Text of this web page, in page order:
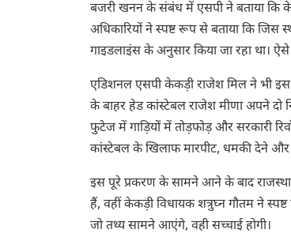
बजरी खनन के संबंध में एसपी ने बताया कि
अधिकारियों ने स्पष्ट रूप से बताया कि जिस
गाइडलाइंस के अनुसार किया जा रहा था।
एडिशनल एसपी केकड़ी राजेश मिल ने भी इस
के बाहर हेड कांस्टेबल राजेश मीणा अपने दो
फुटेज में गाड़ियों में तोड़फोड़ और सरकारी
कांस्टेबल के खिलाफ मारपीट, धमकी देने और
इस पूरे प्रकरण के सामने आने के बाद राजस्थान
हैं, वहीं केकड़ी विधायक शत्रुघ्न गौतम ने
जो तथ्य सामने आएंगे, वही सच्चाई होगी।